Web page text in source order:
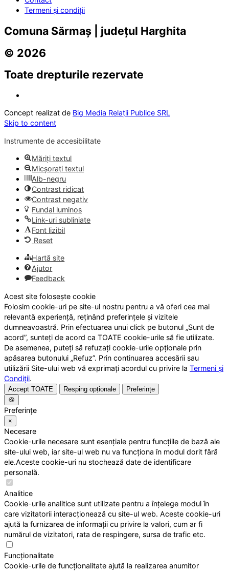
Termeni și condiții
Comuna Sărmaș | județul Harghita
© 2026
Toate drepturile rezervate
Concept realizat de Big Media Relații Publice SRL
Skip to content
Instrumente de accesibilitate
Măriți textul
Micșorați textul
Alb-negru
Contrast ridicat
Contrast negativ
Fundal luminos
Link-uri subliniate
Font lizibil
Reset
Hartă site
Ajutor
Feedback
Acest site folosește cookie
Folosim cookie-uri pe site-ul nostru pentru a vă oferi cea mai
relevantă experiență, reținând preferințele și vizitele
dumneavoastră. Prin efectuarea unui click pe butonul „Sunt de
acord”, sunteți de acord ca TOATE cookie-urile să fie utilizate.
De asemenea, puteți să refuzați cookie-urile opționale prin
apăsarea butonului „Refuz”. Prin continuarea accesării sau
utilizării Site-ului web vă exprimați acordul cu privire la Termeni și
Condiții.
Accept TOATE Resping opționale
Preferințe
🍪
Preferințe
×
Necesare
Cookie-urile necesare sunt esențiale pentru funcțiile de bază ale
site-ului web, iar site-ul web nu va funcționa în modul dorit fără
ele.Aceste cookie-uri nu stochează date de identificare
personală.
Analitice
Cookie-urile analitice sunt utilizate pentru a înțelege modul în
care vizitatorii interacționează cu site-ul web. Aceste cookie-uri
ajută la furnizarea de informații cu privire la valori, cum ar fi
numărul de vizitatori, rata de respingere, sursa de trafic etc.
Funcționalitate
Cookie-urile de funcționalitate ajută la realizarea anumitor